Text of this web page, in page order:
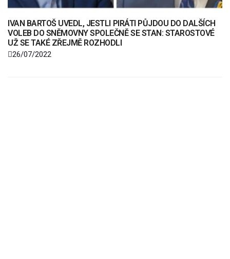
IVAN BARTOŠ UVEDL, JESTLI PIRÁTI PŮJDOU DO DALŠÍCH
VOLEB DO SNĚMOVNY SPOLEČNĚ SE STAN: STAROSTOVÉ
UŽ SE TAKÉ ZŘEJMĚ ROZHODLI
26/07/2022